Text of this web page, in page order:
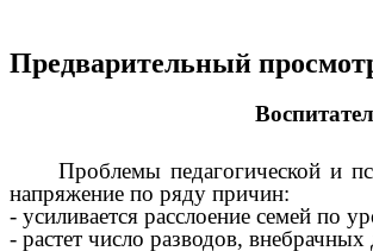
Предварительный
Проблемы педагогической и
напряжение по ряду причин:
- усиливается расслоение семей по
- растет число разводов, внебрачных